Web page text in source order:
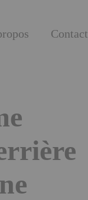
Contact